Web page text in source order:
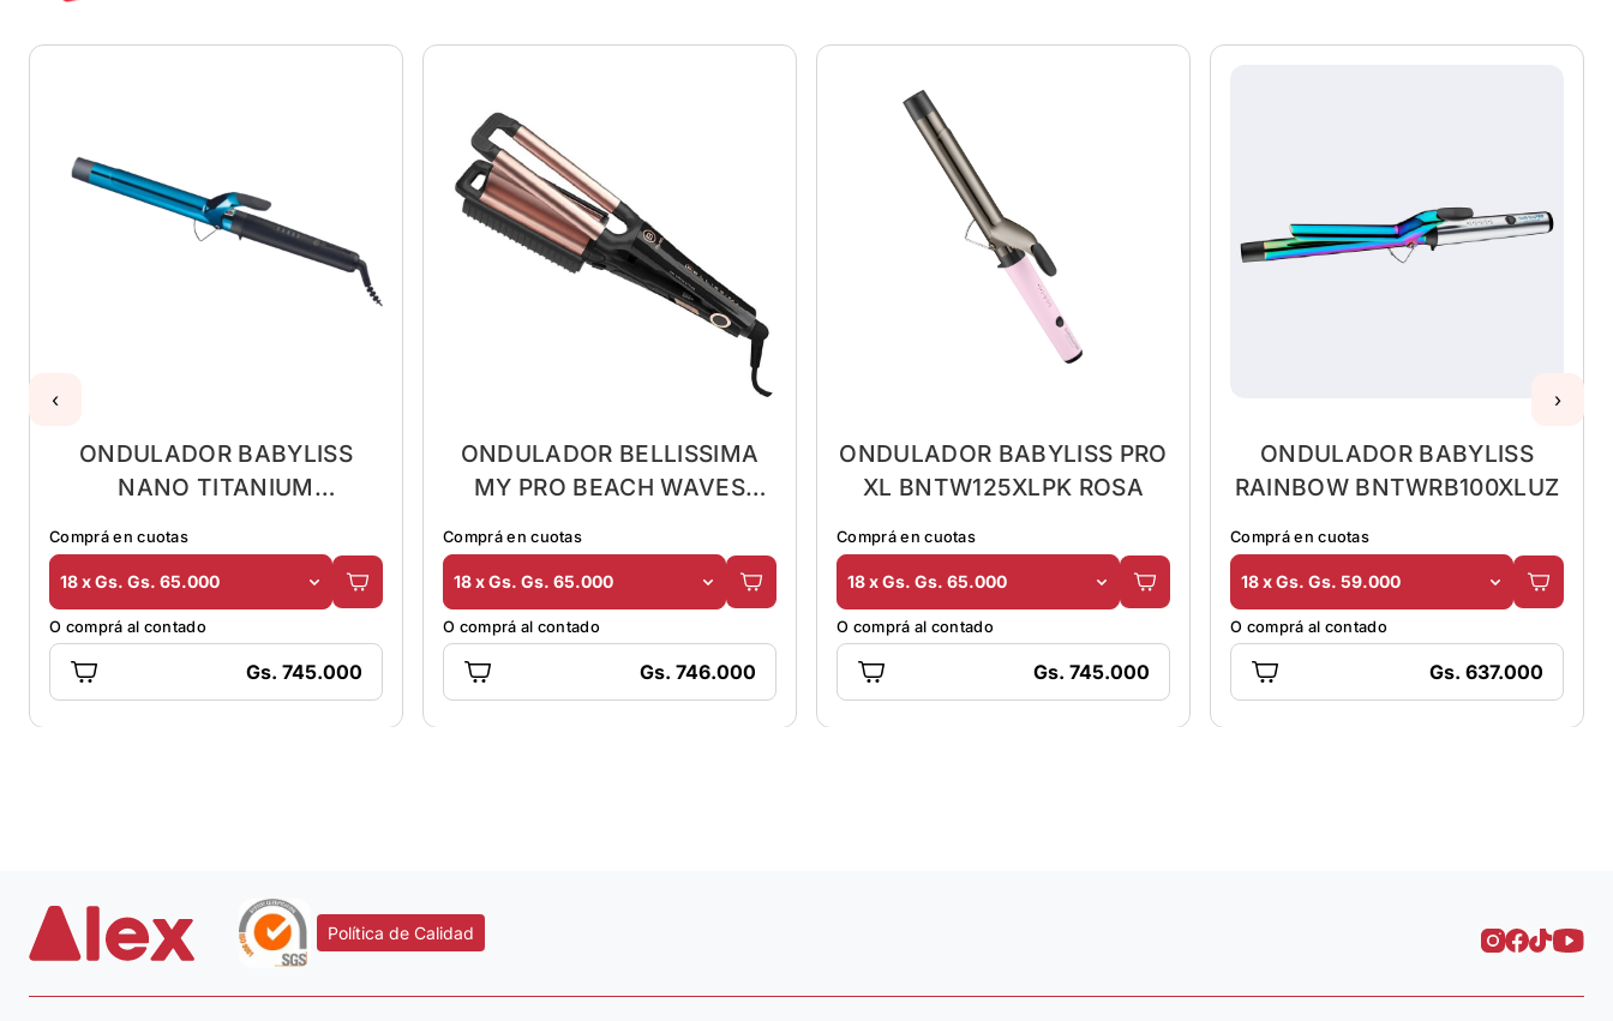
ONDULADOR BABYLISS
NANO TITANIUM
Comprá en cuotas
18 x Gs. Gs. 65.000
O comprá al contado
Gs. 745.000
ONDULADOR BELLISSIMA
MY PRO BEACH WAVES
Comprá en cuotas
18 x Gs. Gs. 65.000
O comprá al contado
Gs. 746.000
ONDULADOR BABYLISS PRO
XL BNTW125XLPK ROSA
Comprá en cuotas
18 x Gs. Gs. 65.000
O comprá al contado
Gs. 745.000
ONDULADOR BABYLISS
RAINBOW BNTWRB100XLUZ
Comprá en cuotas
18 x Gs. Gs. 59.000
O comprá al contado
Gs. 637.000
‹ ›
Política de Calidad